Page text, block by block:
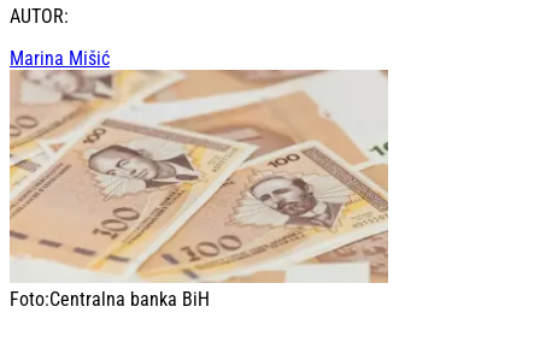
AUTOR:
Marina Mišić
Foto:Centralna banka BiH